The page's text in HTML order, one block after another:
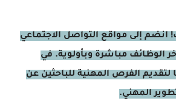
انضم إلى مواقع التواصل الاجتماعي
الوظائف مباشرة وبأولوية. في
لتقديم الفرص المهنية للباحثين عن
المهني.